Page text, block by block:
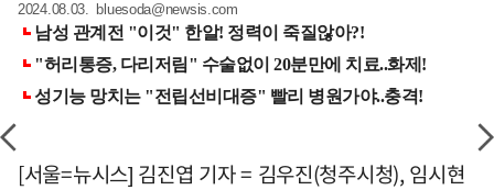
2024.08.03. bluesoda@newsis.com
[서울=뉴시스] 김진엽 기자 = 김우진(청주시청), 임시현